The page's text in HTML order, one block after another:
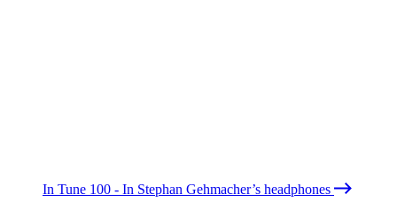
In Tune 100 - In Stephan Gehmacher’s headphones